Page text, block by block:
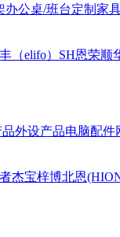
办公桌/班台定制家
（elifo） SH恩荣顺
外设产品电脑配件
杰宝梓博北恩